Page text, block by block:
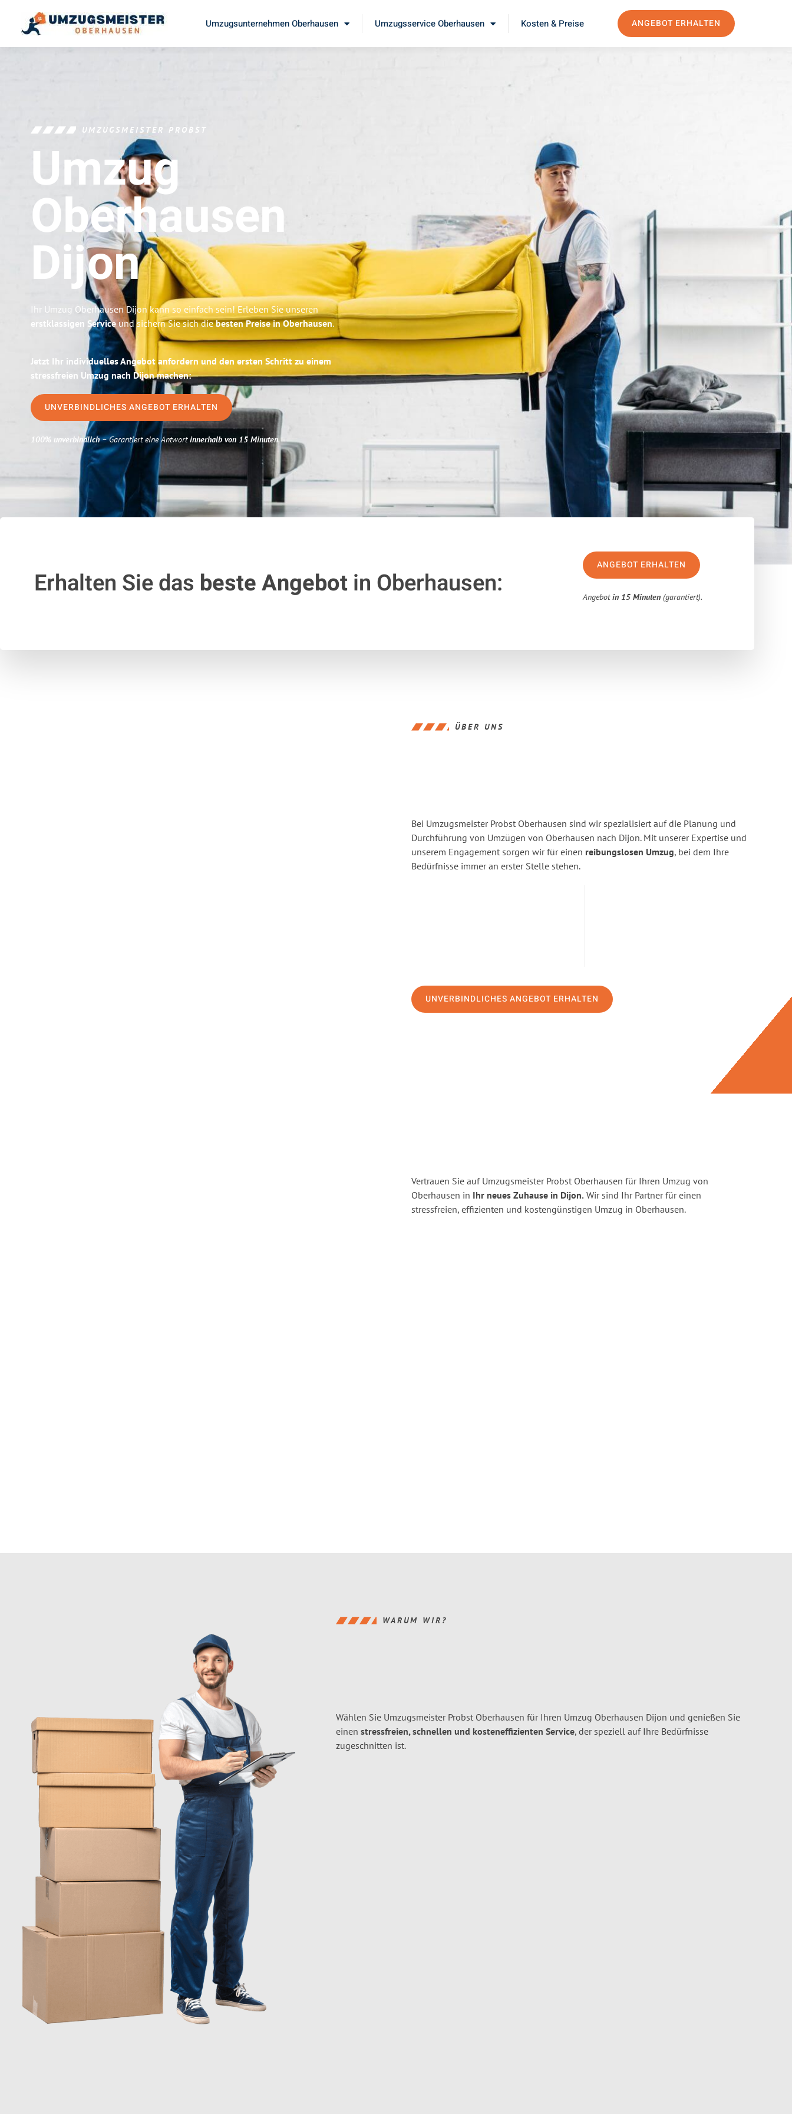
Umzugsunternehmen Oberhausen Umzugsservice Oberhausen Kosten & Preise ANGEBOT ERHALTEN
UMZUGSMEISTER PROBST
Umzug
Oberhausen
Dijon
Ihr Umzug Oberhausen Dijon kann so einfach sein! Erleben Sie unseren
erstklassigen Serviceund sichern Sie sich diebesten Preise in Oberhausen.
Jetzt Ihr individuelles Angebot anfordern und den ersten Schritt zu einem
stressfreien Umzug nach Dijon machen:
UNVERBINDLICHES ANGEBOT ERHALTEN
100% unverbindlich– Garantiert eine Antwortinnerhalb von 15 Minuten.
Erhalten Sie das beste Angebotin Oberhausen:
ANGEBOT ERHALTEN
Angebotin 15 Minuten (garantiert).
ÜBER UNS
Bei Umzugsmeister Probst Oberhausen sind wir spezialisiert auf die Planung und
Durchführung von Umzügen von Oberhausen nach Dijon. Mit unserer Expertise und
unserem Engagement sorgen wir für einen reibungslosen Umzug, bei dem Ihre
Bedürfnisse immer an erster Stelle stehen.
UNVERBINDLICHES ANGEBOT ERHALTEN
Vertrauen Sie auf Umzugsmeister Probst Oberhausen für Ihren Umzug von
Oberhausen in Ihr neues Zuhause in Dijon. Wir sind Ihr Partner für einen
stressfreien, effizienten und kostengünstigen Umzug in Oberhausen.
WARUM WIR?
Wählen Sie Umzugsmeister Probst Oberhausen für Ihren Umzug Oberhausen Dijon und genießen Sie
einen stressfreien, schnellen und kosteneffizienten Service, der speziell auf Ihre Bedürfnisse
zugeschnitten ist.